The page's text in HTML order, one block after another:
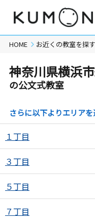
HOME お近くの教室を探す
神奈川県横浜
の公文式教室
さらに以下よりエリアを
１丁目
３丁目
５丁目
７丁目